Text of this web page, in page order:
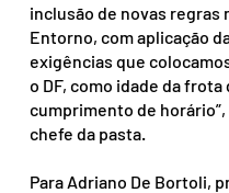
inclusão de novas regras
Entorno, com aplicação
exigências que
o DF, como idade da frota
cumprimento de
chefe da pasta.
Para Adriano De Bortoli,